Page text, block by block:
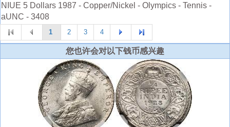
NIUE 5 Dollars 1987 - Copper/Nickel - Olympics - Tennis -
aUNC - 3408
1 2 3 4
您也许会对以下钱币感兴趣